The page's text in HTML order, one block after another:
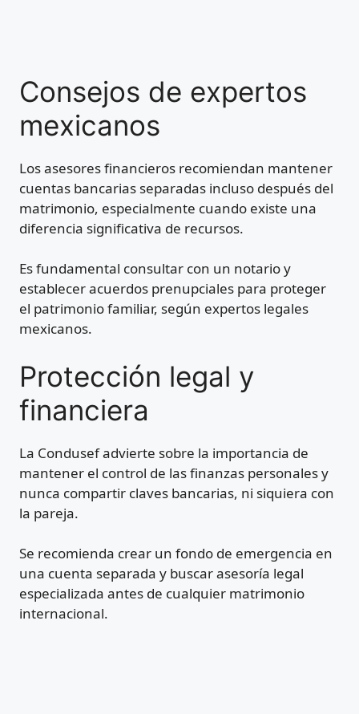
Consejos de expertos
mexicanos
Los asesores financieros recomiendan mantener
cuentas bancarias separadas incluso después del
matrimonio, especialmente cuando existe una
diferencia significativa de recursos.
Es fundamental consultar con un notario y
establecer acuerdos prenupciales para proteger
el patrimonio familiar, según expertos legales
mexicanos.
Protección legal y
financiera
La Condusef advierte sobre la importancia de
mantener el control de las finanzas personales y
nunca compartir claves bancarias, ni siquiera con
la pareja.
Se recomienda crear un fondo de emergencia en
una cuenta separada y buscar asesoría legal
especializada antes de cualquier matrimonio
internacional.